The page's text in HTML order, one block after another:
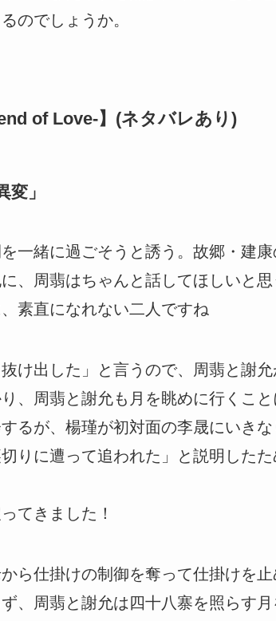
のでしょうか。
of Love-】(ネタバレあり)
」
一緒に過ごそうと誘う。故郷・建
、周翡はちゃんと話してほしいと思
素直になれない二人ですね
け出した」と言うので、周翡と謝
、周翡と謝允も月を眺めに行くこ
るが、楊瑾が初対面の李晟にいき
りに遭って追われた」と説明した
てきました！
ら仕掛けの制御を奪って仕掛けを
、周翡と謝允は四十八寨を照らす